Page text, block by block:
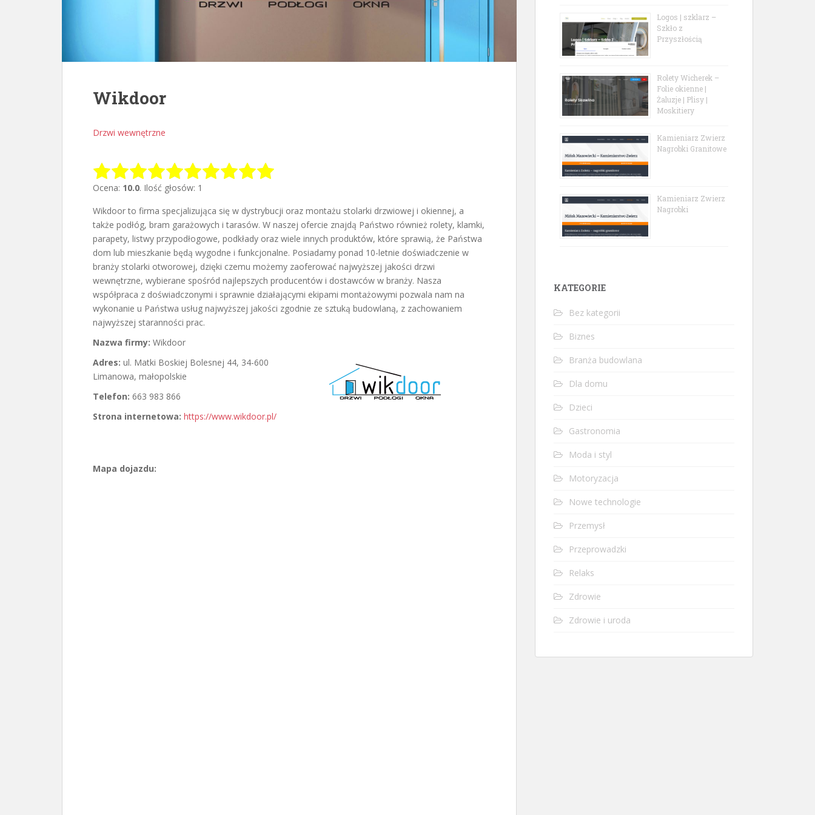
Wikdoor
Drzwi wewnętrzne
Ocena: 10.0. Ilość głosów: 1
Wikdoor to firma specjalizująca się w dystrybucji oraz montażu stolarki drzwiowej i okiennej, a
także podłóg, bram garażowych i tarasów. W naszej ofercie znajdą Państwo również rolety, klamki,
parapety, listwy przypodłogowe, podkłady oraz wiele innych produktów, które sprawią, że Państwa
dom lub mieszkanie będą wygodne i funkcjonalne. Posiadamy ponad 10-letnie doświadczenie w
branży stolarki otworowej, dzięki czemu możemy zaoferować najwyższej jakości drzwi
wewnętrzne, wybierane spośród najlepszych producentów i dostawców w branży. Nasza
współpraca z doświadczonymi i sprawnie działającymi ekipami montażowymi pozwala nam na
wykonanie u Państwa usług najwyższej jakości zgodnie ze sztuką budowlaną, z zachowaniem
najwyższej staranności prac.
Nazwa firmy: Wikdoor
Adres: ul. Matki Boskiej Bolesnej 44, 34-600
Limanowa, małopolskie
Telefon: 663 983 866
Strona internetowa: https://www.wikdoor.pl/
Mapa dojazdu:
Logos | szklarz –
Szkło z
Przyszłością
Rolety Wicherek –
Folie okienne |
Żaluzje | Plisy |
Moskitiery
Kamieniarz Zwierz
Nagrobki Granitowe
Kamieniarz Zwierz
Nagrobki
KATEGORIE
Bez kategorii
Biznes
Branża budowlana
Dla domu
Dzieci
Gastronomia
Moda i styl
Motoryzacja
Nowe technologie
Przemysł
Przeprowadzki
Relaks
Zdrowie
Zdrowie i uroda